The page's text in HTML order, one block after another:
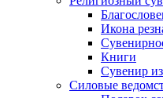
Икона
Книги
Сувенир
Силовые